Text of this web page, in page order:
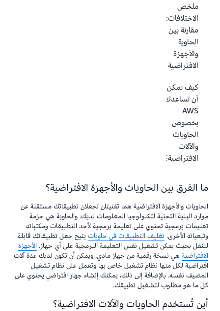
ملخص
الاختلافات:
مقارنة بين
الحاوية
والأجهزة
الافتراضية
كيف يمكن
أن تساعدك
AWS
بخصوص
الحاويات
والآلات
الافتراضية؟
ما الفرق بين الحاويات والأجهزة الافتراضية؟
الحاويات والأجهزة الافتراضية هما تقنيتان تجعلان تطبيقاتك مستقلة عن
موارد البنية التحتية لتكنولوجيا المعلومات لديك. والحاوية هي حزمة
تعليمات برمجية تحتوي على تعليمة برمجية لأحد التطبيقات ومكتباته
وتبعياته الأخرى.تغليف التطبيقات في حاويات يتيح جعل تطبيقاتك قابلة
للنقل بحيث يمكن تشغيل نفس التعليمة البرمجية على أي جهاز.الأجهزة
الافتراضية هي نسخة رقمية من جهاز مادي. ويمكن أن تكون لديك عدة آلات
افتراضية لكل منها نظام تشغيل خاص بها وتعمل على نظام تشغيل
المضيف نفسه. بالإضافة إلى ذلك، يمكنك إنشاء جهاز افتراضي يحتوي على
كل ما هو مطلوب لتشغيل تطبيقك.
أين تُستخدم الحاويات والآلات الافتراضية؟